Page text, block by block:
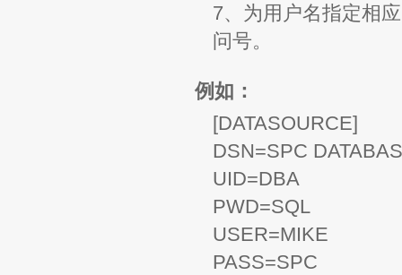
7、为用户名指定相
问号。
例如：
[DATASOURCE]
DSN=SPC
UID=DBA
PWD=SQL
USER=MIKE
PASS=SPC